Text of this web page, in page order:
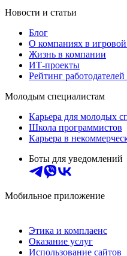
Новости и статьи
Блог
О компаниях в
Жизнь в компании
ИТ-проекты
Рейтинг
Молодым специалистам
Карьера для молодых
Школа программистов
Карьера в
Боты для уведомлений
Мобильное приложение
Этика и комплаенс
Оказание услуг
Использование сайтов